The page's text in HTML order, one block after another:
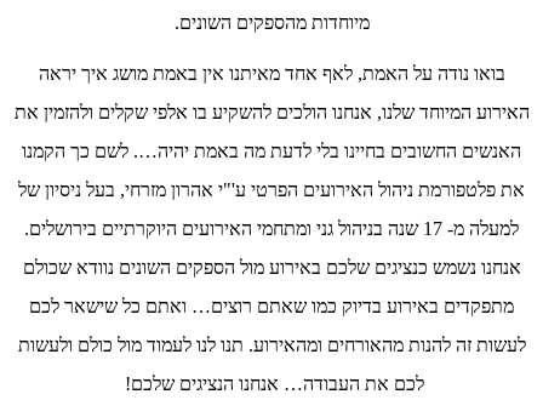
מיוחדות מהספקים השונים.
בואו נודה על האמת, לאף אחד מאיתנו אין באמת מושג איך יראה
האירוע המיוחד שלנו, אנחנו הולכים להשקיע בו אלפי שקלים ולהזמין את
האנשים החשובים בחיינו בלי לדעת מה באמת יהיה…. לשם כך הקמנו
את פלטפורמת ניהול האירועים הפרטי ע'"י אהרון מזרחי, בעל ניסיון של
למעלה מ- 17 שנה בניהול גני ומתחמי האירועים היוקרתיים בירושלים.
אנחנו נשמש כנציגים שלכם באירוע מול הספקים השונים נוודא שכולם
מתפקדים באירוע בדיוק כמו שאתם רוצים… ואתם כל שישאר לכם
לעשות זה להנות מהאורחים ומהאירוע. תנו לנו לעמוד מול כולם ולעשות
לכם את העבודה… אנחנו הנציגים שלכם!